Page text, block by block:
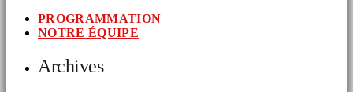
PROGRAMMATION
NOTRE ÉQUIPE
Archives